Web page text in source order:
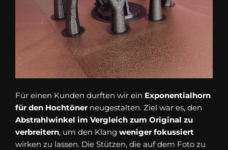
Für einen Kunden durften wir ein Exponentialhorn
für den Hochtöner neugestalten. Ziel war es, den
Abstrahlwinkel im Vergleich zum Original zu
verbreitern, um den Klang weniger fokussiert
wirken zu lassen. Die Stützen, die auf dem Foto zu